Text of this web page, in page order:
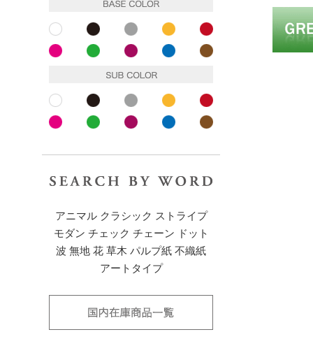
ホワイト ブラック グレー イエロー
ピンク ピンク パープル ブルー
ホワイト ブラック グレー イエロー
ピンク ピンク パープル ブルー
アニマル クラシック ストライプ
モダン チェック チェーン
ドット
波 無地 花 草木 パルプ紙 不織紙
アートタイプ